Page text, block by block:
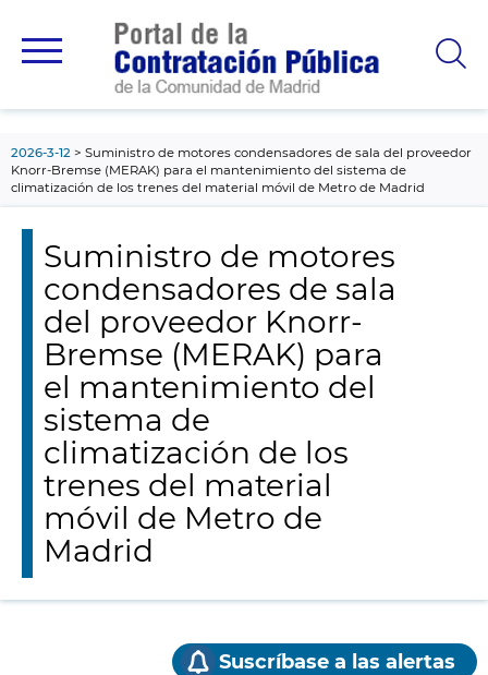
principal
2026-3-12
Suministro de motores condensadores de sala del proveedor
Knorr-Bremse (MERAK) para el mantenimiento del sistema de
climatización de los trenes del material móvil de Metro de Madrid
Suministro de motores
condensadores de sala
del proveedor Knorr-
Bremse (MERAK) para
el mantenimiento del
sistema de
climatización de los
trenes del material
móvil de Metro de
Madrid
Suscríbase a las alertas